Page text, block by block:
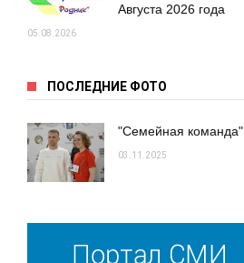
Августа 2026 года
05.08.2026
ПОСЛЕДНИЕ ФОТО
"Семейная команда"
03.11.2025